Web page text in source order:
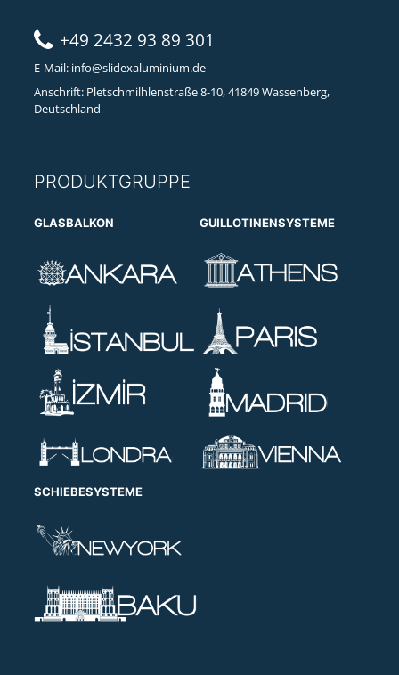
+49 2432 93 89 301
E-Mail: info@slidexaluminium.de
Anschrift: Pletschmilhlenstraße 8-10, 41849 Wassenberg,
Deutschland
PRODUKTGRUPPE
GLASBALKON GUILLOTINENSYSTEME
SCHIEBESYSTEME